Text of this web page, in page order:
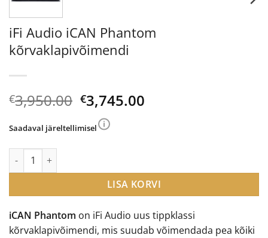
iFi Audio iCAN Phantom
kõrvaklapivõimendi
€3,950.00 Algne
hind
oli:
€3,745.00
iCAN Phantom on iFi Audio uus tippklassi
kõrvaklapivõimendi, mis suudab võimendada pea kõiki
Saadaval järeltellimisel
iFi Audio iCAN Phantom kõrvaklapivõimendi kogus
LISA KORVI